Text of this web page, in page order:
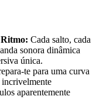
Ritmo: Cada salto, cada
sonora dinâmica
única.
te para uma curva
incrivelmente
aparentemente